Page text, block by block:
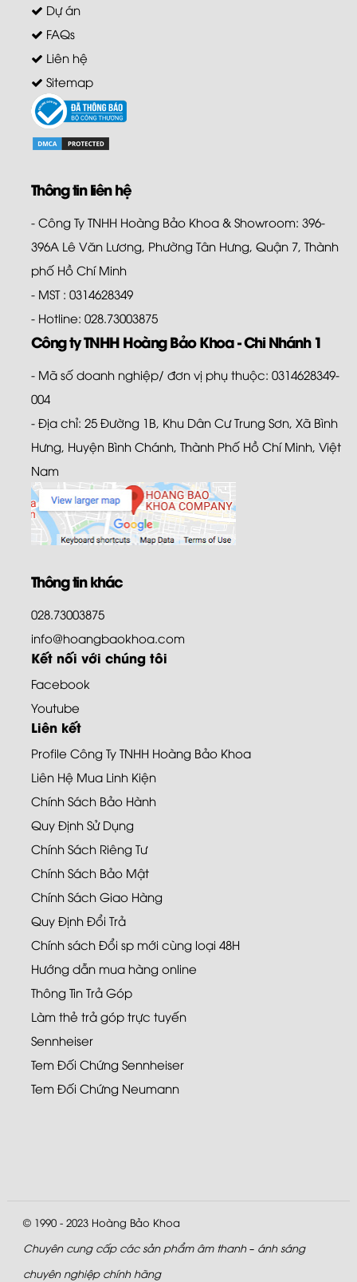
Dự án
FAQs
Liên hệ
Sitemap
Thông tin liên hệ
- Công Ty TNHH Hoàng Bảo Khoa & Showroom: 396-
396A Lê Văn Lương, Phường Tân Hưng, Quận 7, Thành
phố Hồ Chí Minh
- MST : 0314628349
- Hotline: 028.73003875
Công ty TNHH Hoàng Bảo Khoa - Chi Nhánh 1
- Mã số doanh nghiệp/ đơn vị phụ thuộc: 0314628349-
004
- Địa chỉ: 25 Đường 1B, Khu Dân Cư Trung Sơn, Xã Bình
Hưng, Huyện Bình Chánh, Thành Phố Hồ Chí Minh, Việt
Nam
Thông tin khác
028.73003875
info@hoangbaokhoa.com
Kết nối với chúng tôi
Facebook
Youtube
Liên kết
Profile Công Ty TNHH Hoàng Bảo Khoa
Liên Hệ Mua Linh Kiện
Chính Sách Bảo Hành
Quy Định Sử Dụng
Chính Sách Riêng Tư
Chính Sách Bảo Mật
Chính Sách Giao Hàng
Quy Định Đổi Trả
Chính sách Đổi sp mới cùng loại 48H
Hướng dẫn mua hàng online
Thông Tin Trả Góp
Làm thẻ trả góp trực tuyến
Sennheiser
Tem Đối Chứng Sennheiser
Tem Đối Chứng Neumann
© 1990 - 2023 Hoàng Bảo Khoa
Chuyên cung cấp các sản phẩm âm thanh – ánh sáng
chuyên nghiệp chính hãng